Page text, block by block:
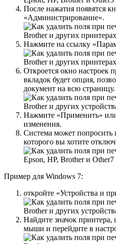
После нажатия появятся
«Администрирование».
Нажмите на ссылку
Откроется окно настроек
вкладок будет опция,
документ на всю страницу.
Нажмите «Применить»
изменения.
Система может попросить
которого вы хотите
Пример для Windows 7:
откройте «Устройства и
Найдите значок
мыши и перейдите в